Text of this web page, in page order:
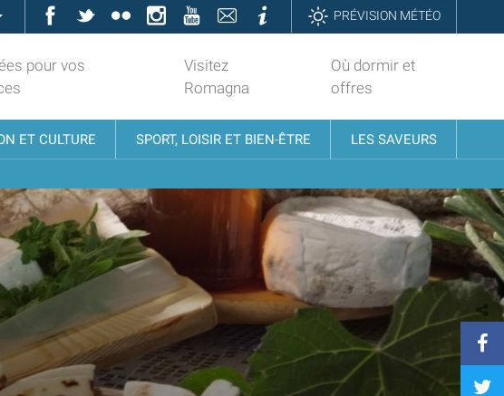
Facebook
TwitterFlickrInstagramYouTubeContattiInformazioniPRÉVISION MÉTÉO
pour vos
Visitez
Romagna
Où dormir et
offres
ET CULTURE SPORT, LOISIR ET BIEN-ÊTRE LES SAVEURS